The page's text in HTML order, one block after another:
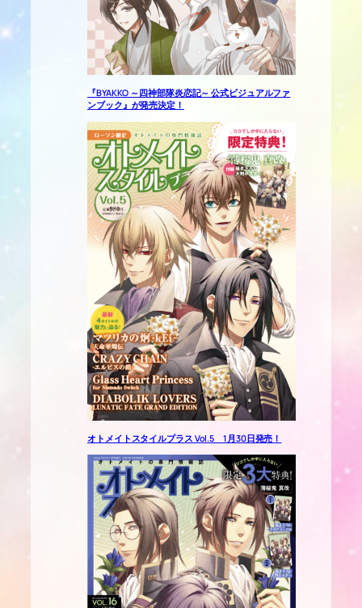
『BYAKKO ～四神部隊炎恋記～ 公式ビジュアルファ
ンブック』が発売決定！
オトメイトスタイルプラス Vol.5 1月30日発売！